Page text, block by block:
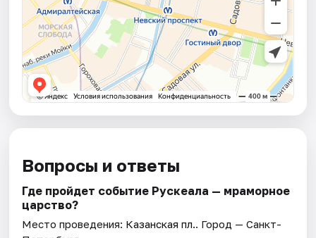
Вопросы и ответы
Где пройдет событие Рускеала — мраморное
царство?
Место проведения: Казанская пл.. Город — Санкт-